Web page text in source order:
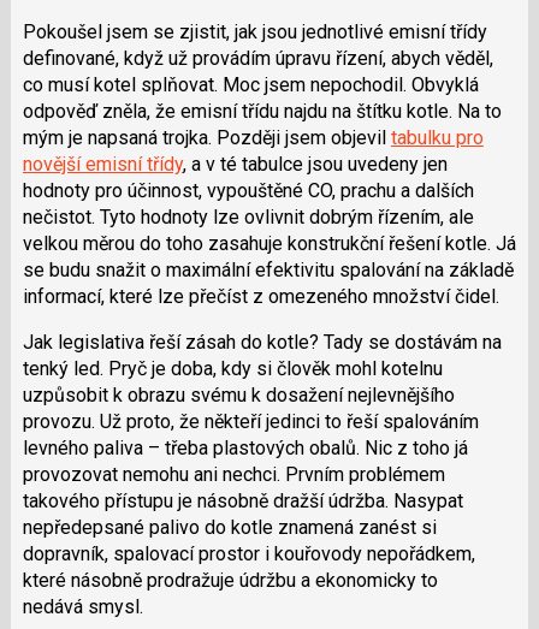
Pokoušel jsem se zjistit, jak jsou jednotlivé emisní třídy
definované, když už provádím úpravu řízení, abych věděl,
co musí kotel splňovat. Moc jsem nepochodil. Obvyklá
odpověď zněla, že emisní třídu najdu na štítku kotle. Na to
mým je napsaná trojka. Později jsem objevil tabulku pro
novější emisní třídy, a v té tabulce jsou uvedeny jen
hodnoty pro účinnost, vypouštěné CO, prachu a dalších
nečistot. Tyto hodnoty lze ovlivnit dobrým řízením, ale
velkou měrou do toho zasahuje konstrukční řešení kotle. Já
se budu snažit o maximální efektivitu spalování na základě
informací, které lze přečíst z omezeného množství čidel.
Jak legislativa řeší zásah do kotle? Tady se dostávám na
tenký led. Pryč je doba, kdy si člověk mohl kotelnu
uzpůsobit k obrazu svému k dosažení nejlevnějšího
provozu. Už proto, že někteří jedinci to řeší spalováním
levného paliva – třeba plastových obalů. Nic z toho já
provozovat nemohu ani nechci. Prvním problémem
takového přístupu je násobně dražší údržba. Nasypat
nepředepsané palivo do kotle znamená zanést si
dopravník, spalovací prostor i kouřovody nepořádkem,
které násobně prodražuje údržbu a ekonomicky to
nedává smysl.